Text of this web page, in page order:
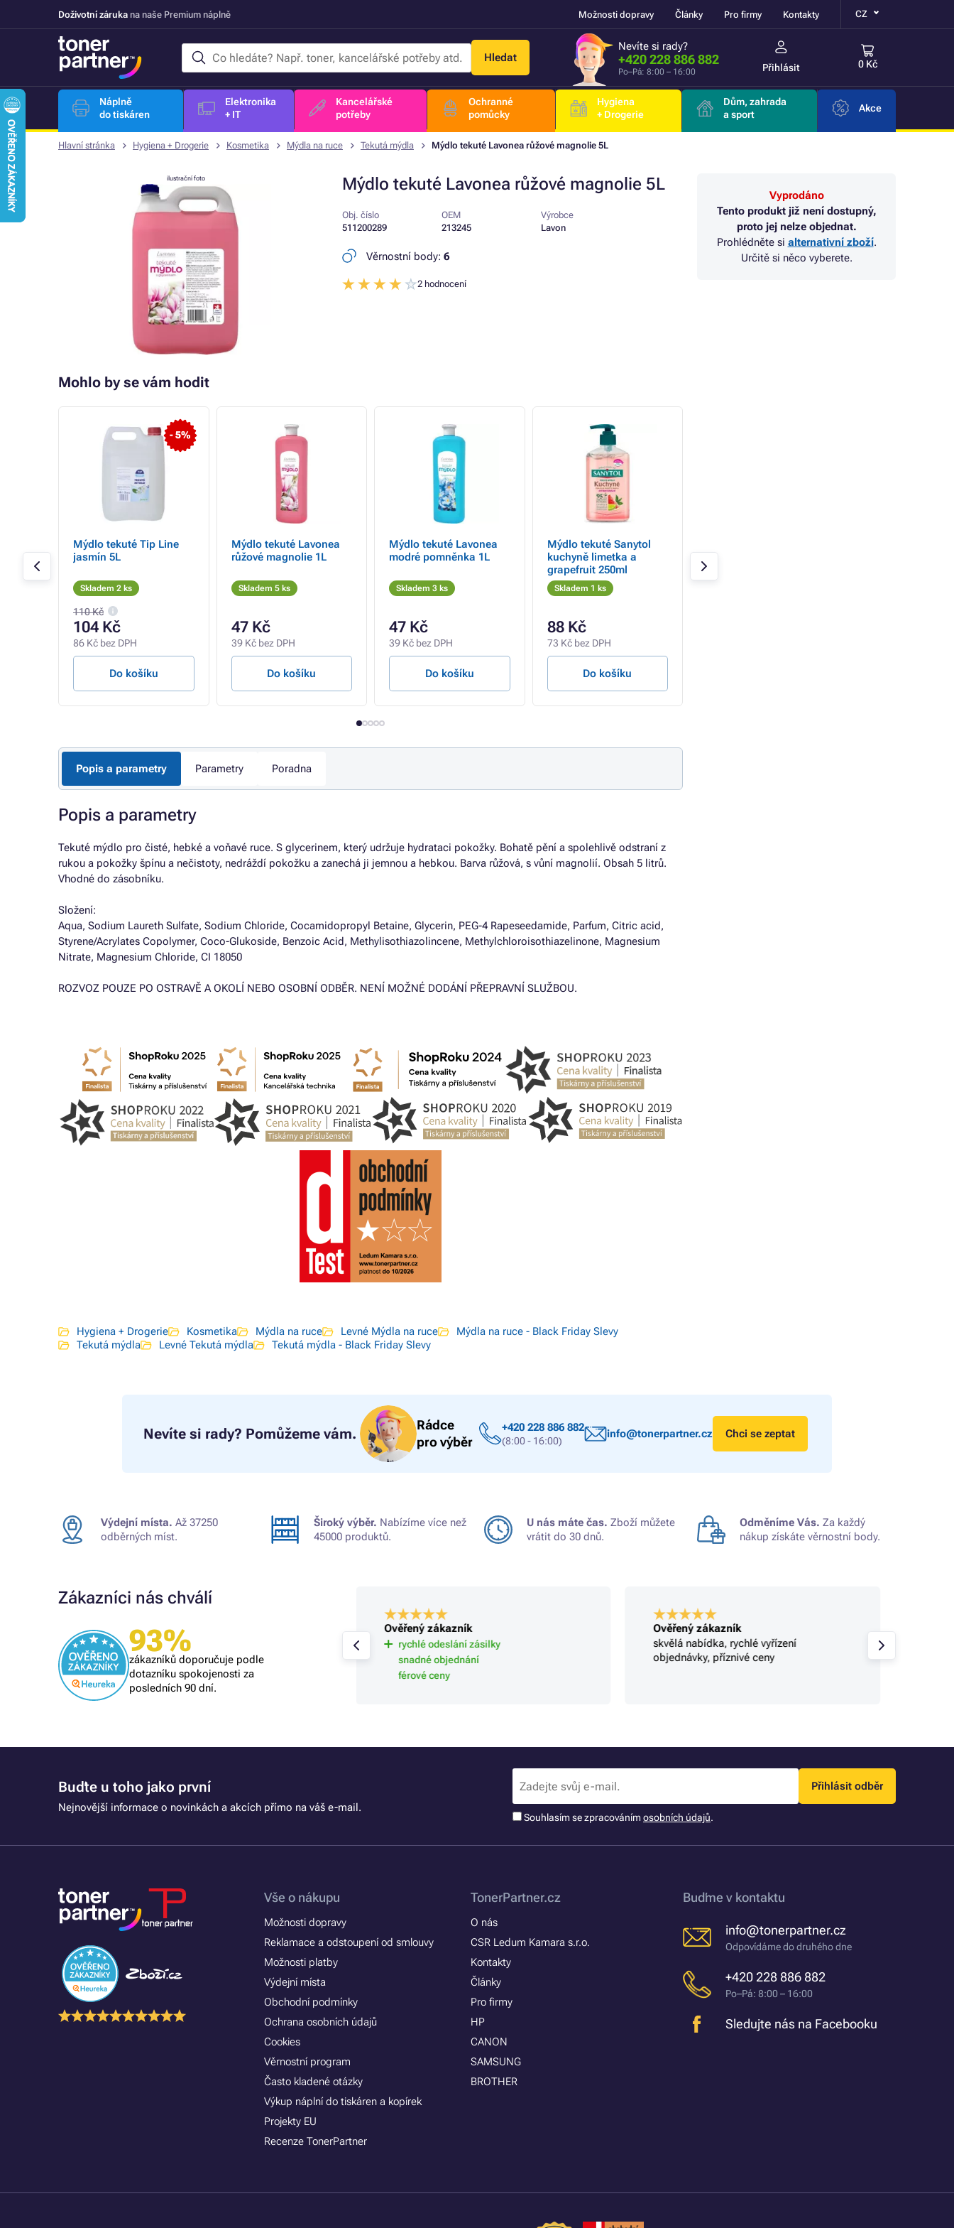
Doživotní záruka na naše Premium náplně Možnosti dopravy Články Pro firmy Kontakty CZ
Hledat
Nevíte si rady?
+420 228 886 882
Po–Pá: 8:00 – 16:00 Přihlásit 0 Kč
Náplně
do tiskáren
Elektronika
+ IT
Kancelářské
potřeby
Ochranné
pomůcky
Hygiena
+ Drogerie
Dům, zahrada
a sport
Akce
Hlavní stránka Hygiena + Drogerie Kosmetika Mýdla na ruce Tekutá mýdla Mýdlo tekuté Lavonea růžové magnolie 5L
Mýdlo tekuté Lavonea růžové magnolie 5L
ilustrační foto
Obj. číslo
511200289
OEM
213245
Výrobce
Lavon
Věrnostní body: 6
2 hodnocení
Vyprodáno
Tento produkt již není dostupný,
proto jej nelze objednat.
Prohlédněte si alternativní zboží.
Určitě si něco vyberete.
Mohlo by se vám hodit
- 5%
Mýdlo tekuté Tip Line
jasmín 5L
Skladem 2 ks
110 Kč
104 Kč
86 Kč bez DPH
Do košíku
Mýdlo tekuté Lavonea
růžové magnolie 1L
Skladem 5 ks
47 Kč
39 Kč bez DPH
Do košíku
Mýdlo tekuté Lavonea
modré pomněnka 1L
Skladem 3 ks
47 Kč
39 Kč bez DPH
Do košíku
Mýdlo tekuté Sanytol
kuchyně limetka a
grapefruit 250ml
Skladem 1 ks
88 Kč
73 Kč bez DPH
Do košíku
bílé sněženka 1L
Popis a parametry Parametry Poradna
Popis a parametry
Tekuté mýdlo pro čisté, hebké a voňavé ruce. S glycerinem, který udržuje hydrataci pokožky. Bohatě pění a spolehlivě odstraní z
rukou a pokožky špínu a nečistoty, nedráždí pokožku a zanechá ji jemnou a hebkou. Barva růžová, s vůní magnolií. Obsah 5 litrů.
Vhodné do zásobníku.
Složení:
Aqua, Sodium Laureth Sulfate, Sodium Chloride, Cocamidopropyl Betaine, Glycerin, PEG-4 Rapeseedamide, Parfum, Citric acid,
Styrene/Acrylates Copolymer, Coco-Glukoside, Benzoic Acid, Methylisothiazolincene, Methylchloroisothiazelinone, Magnesium
Nitrate, Magnesium Chloride, CI 18050
ROZVOZ POUZE PO OSTRAVĚ A OKOLÍ NEBO OSOBNÍ ODBĚR. NENÍ MOŽNÉ DODÁNÍ PŘEPRAVNÍ SLUŽBOU.
Hygiena + Drogerie Kosmetika Mýdla na ruce Levné Mýdla na ruce
Mýdla na ruce - Black Friday Slevy
Tekutá mýdla
Levné Tekutá mýdla Tekutá mýdla - Black Friday Slevy
Nevíte si rady? Pomůžeme vám.
Rádce
pro výběr
+420 228 886 882
(8:00 - 16:00)
info@tonerpartner.cz Chci se zeptat
Výdejní místa. Až 37250
odběrných míst.
Široký výběr. Nabízíme více než
45000 produktů.
U nás máte čas. Zboží můžete
vrátit do 30 dnů.
Odměníme Vás. Za každý
nákup získáte věrnostní body.
Zákazníci nás chválí
93%
zákazníků doporučuje podle
dotazníku spokojenosti za
posledních 90 dní.
Ověřený zákazník
Všechno proběhlo k mé spokojenosti
Ověřený zákazník
rychlé odeslání zásilky
snadné objednání
férové ceny
Ověřený zákazník
skvělá nabídka, rychlé vyřízení
objednávky, příznivé ceny
Buďte u toho jako první
Nejnovější informace o novinkách a akcích přímo na váš e-mail.
Přihlásit odběr
Souhlasím se zpracovánímosobních údajů.
Vše o nákupu
Možnosti dopravy
Reklamace a odstoupení od smlouvy
Možnosti platby
Výdejní místa
Obchodní podmínky
Ochrana osobních údajů
Cookies
Věrnostní program
Často kladené otázky
Výkup náplní do tiskáren a kopírek
Projekty EU
Recenze TonerPartner
TonerPartner.cz
O nás
CSR Ledum Kamara s.r.o.
Kontakty
Články
Pro firmy
HP
CANON
SAMSUNG
BROTHER
Buďme v kontaktu
info@tonerpartner.cz
Odpovídáme do druhého dne
+420 228 886 882
Po–Pá: 8:00 – 16:00
Sledujte nás na Facebooku